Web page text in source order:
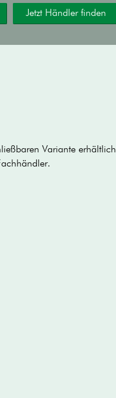
Jetzt Händler finden
Variante erhältlich